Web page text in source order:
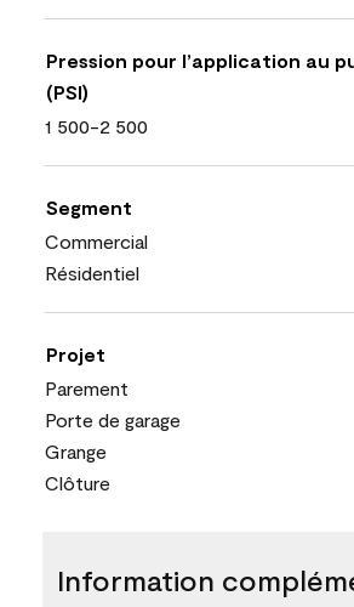
Pression pour l’application au
(PSI)
1 500-2 500
Segment
Commercial
Résidentiel
Projet
Parement
Porte de garage
Grange
Clôture
Information